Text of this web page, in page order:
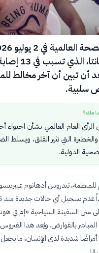
موجة فيروس
أن تبين أن آخر مخالط
سلبية.
الرأي العام العالمي بشأن احتواء
والخطيرة التي تثير القلق، ويسلط
الدولية.
للمنظمة، تيدروس أدهانوم
متن السفينة السياحية «إم في
المباشر بالقوارض. ويُعد هذا
أمراضًا شديدة لدى الإنسان، ما